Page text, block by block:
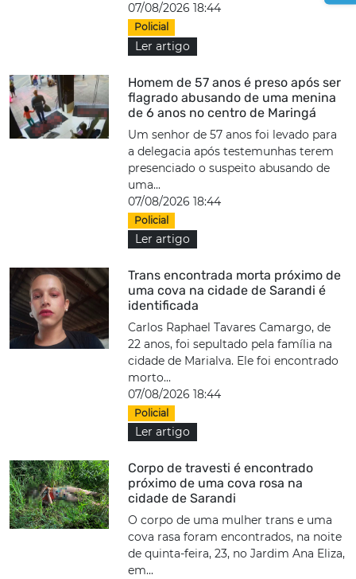
07/08/2026 18:44
Policial
Ler artigo
Homem de 57 anos é preso após ser
flagrado abusando de uma menina
de 6 anos no centro de Maringá
Um senhor de 57 anos foi levado para
a delegacia após testemunhas terem
presenciado o suspeito abusando de
uma...
07/08/2026 18:44
Policial
Ler artigo
Trans encontrada morta próximo de
uma cova na cidade de Sarandi é
identificada
Carlos Raphael Tavares Camargo, de
22 anos, foi sepultado pela família na
cidade de Marialva. Ele foi encontrado
morto...
07/08/2026 18:44
Policial
Ler artigo
Corpo de travesti é encontrado
próximo de uma cova rosa na
cidade de Sarandi
O corpo de uma mulher trans e uma
cova rasa foram encontrados, na noite
de quinta-feira, 23, no Jardim Ana Eliza,
em...